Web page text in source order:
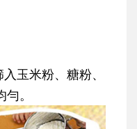
玉米粉、糖粉、
。